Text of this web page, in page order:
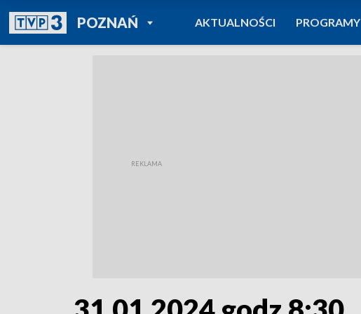
POZNAŃPOWRÓT DO
TVP REGIONY
AKTUALNOŚCI PROGRAMY